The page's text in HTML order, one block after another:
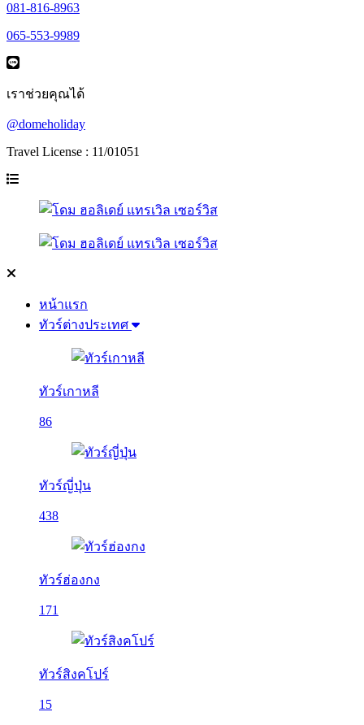
081-816-8963
065-553-9989
เราช่วยคุณได้
@domeholiday
Travel License : 11/01051
หน้าแรก
ทัวร์ต่างประเทศ
ทัวร์เกาหลี
86
ทัวร์ญี่ปุ่น
438
ทัวร์ฮ่องกง
171
ทัวร์สิงคโปร์
15